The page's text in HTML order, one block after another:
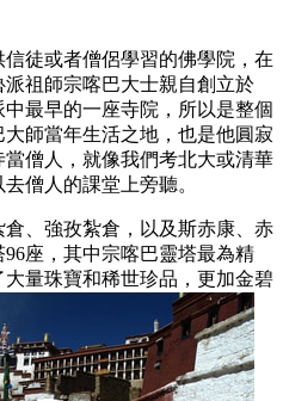
徒或者僧侶學習的佛學院，在
祖師宗喀巴大士親自創立於
最早的一座寺院，所以是整個
師當年生活之地，也是他圓寂
僧人，就像我們考北大或清華
僧人的課堂上旁聽。
、強孜紮倉，以及斯赤康、赤
座，其中宗喀巴靈塔最為精
量珠寶和稀世珍品，更加金碧